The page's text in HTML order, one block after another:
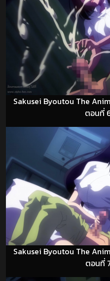
Sakusei Byoutou The
ตอนที่
Sakusei Byoutou The
ตอนที่